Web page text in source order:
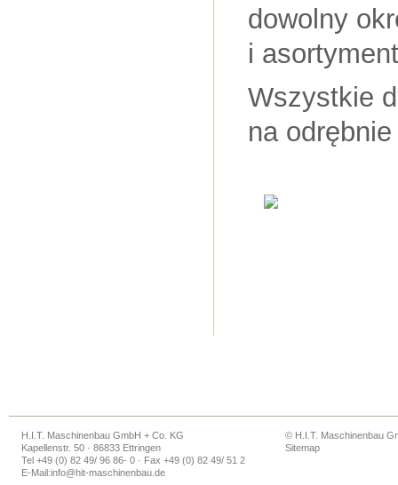
dowolny
i
Wszystkie
na
H.I.T. Maschinenbau GmbH + Co. KG
Kapellenstr. 50 · 86833 Ettringen
Tel +49 (0) 82 49/ 96 86- 0 · Fax +49 (0) 82 49/ 51 2
E-Mail:info@hit-maschinenbau.de
© H.I.T. Maschinenbau
Sitemap